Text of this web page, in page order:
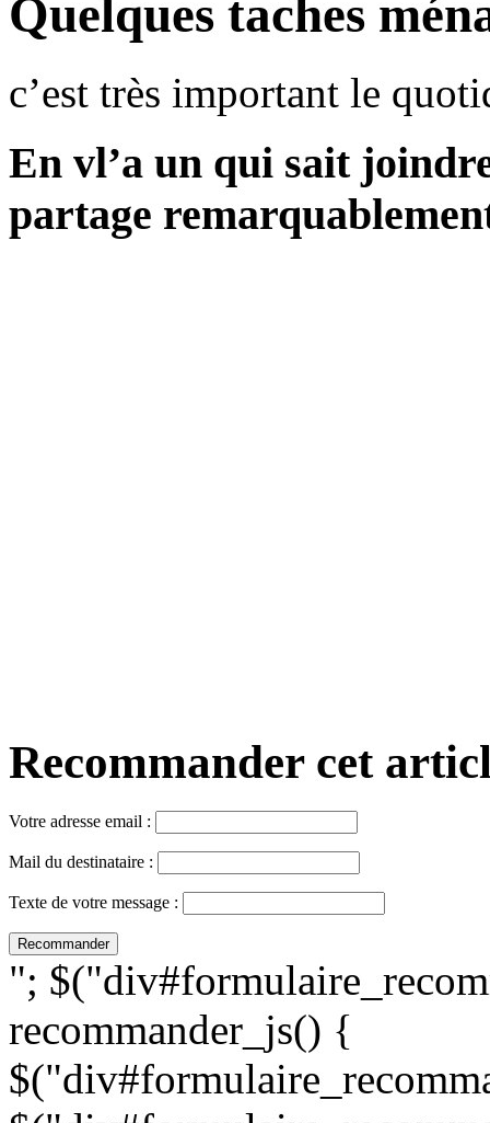
Quelques taches
c’est très important le
En vl’a un qui sait
partage
Recommander cet
Votre adresse email :
Mail du destinataire :
Texte de votre message :
";
recommander_js() {